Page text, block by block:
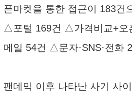
픈마켓을 통한 접근이 183건
△포털 169건 △가격비교+오
메일 54건 △문자·SNS·전화
팬데믹 이후 나타난 사기 사